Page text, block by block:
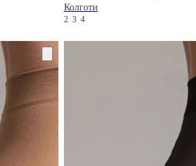
Колготи
2 3 4